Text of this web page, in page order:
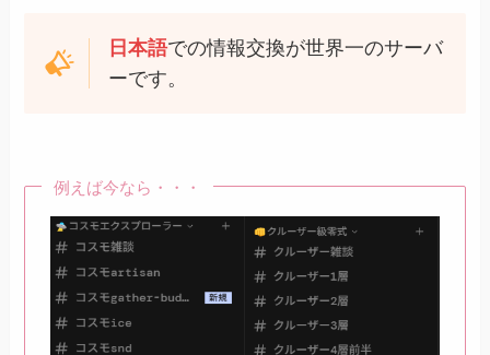
日本語での情報交換が世界一のサーバ
ーです。
例えば今なら・・・